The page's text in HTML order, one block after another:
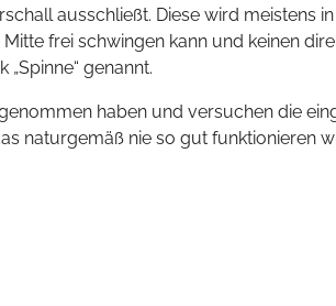
ausschließt. Diese wird meistens
frei schwingen kann und keinen
genannt.
haben und versuchen die
naturgemäß nie so gut funktionieren